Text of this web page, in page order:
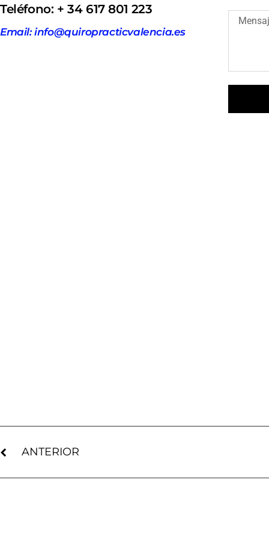
Teléfono: + 34 617 801 223
Email: info@quiropracticvalencia.es
ANTERIOR